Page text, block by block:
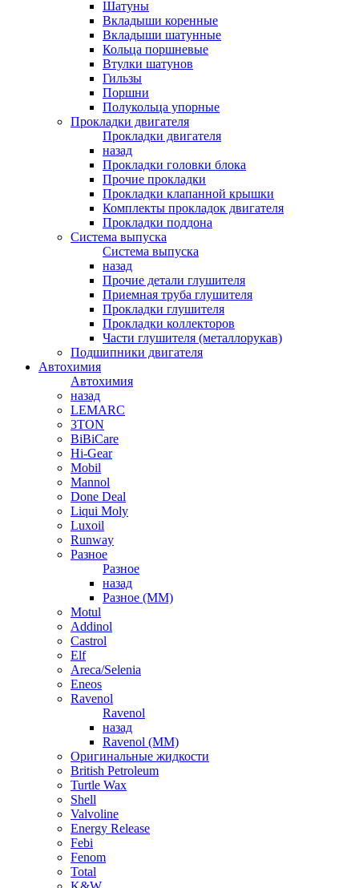
Шатуны
Вкладыши коренные
Вкладыши шатунные
Кольца поршневые
Втулки шатунов
Гильзы
Поршни
Полукольца упорные
Прокладки двигателя
Прокладки двигателя
назад
Прокладки головки блока
Прочие прокладки
Прокладки клапанной крышки
Комплекты прокладок двигателя
Прокладки поддона
Система выпуска
Система выпуска
назад
Прочие детали глушителя
Приемная труба глушителя
Прокладки глушителя
Прокладки коллекторов
Части глушителя (металлорукав)
Подшипники двигателя
Автохимия
Автохимия
назад
LEMARC
3TON
BiBiCare
Hi-Gear
Mobil
Mannol
Done Deal
Liqui Moly
Luxoil
Runway
Разное
Разное
назад
Разное (ММ)
Motul
Addinol
Castrol
Elf
Areca/Selenia
Eneos
Ravenol
Ravenol
назад
Ravenol (ММ)
Оригинальные жидкости
British Petroleum
Turtle Wax
Shell
Valvoline
Energy Release
Febi
Fenom
Total